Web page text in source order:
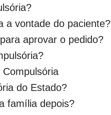
a vontade do paciente?
aprovar o pedido?
do Estado?
família depois?